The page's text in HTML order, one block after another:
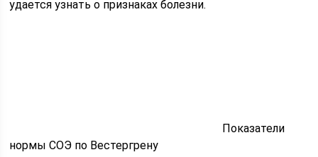
удается узнать о признаках болезни.
Показатели
нормы СОЭ по Вестергрену